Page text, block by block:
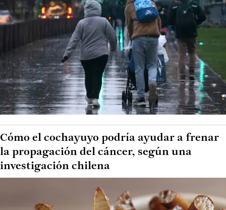
Cómo el cochayuyo podría ayudar a frenar
la propagación del cáncer, según una
investigación chilena